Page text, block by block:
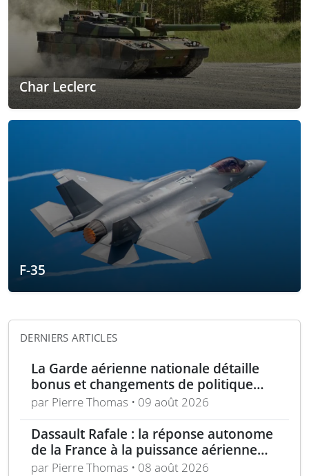
Char Leclerc
F-35
DERNIERS ARTICLES
La Garde aérienne nationale détaille
bonus et changements de politique
dans le cadre de l’« incitation estivale »
par Pierre Thomas • 09 août 2026
Dassault Rafale : la réponse autonome
de la France à la puissance aérienne
moderne
par Pierre Thomas • 08 août 2026